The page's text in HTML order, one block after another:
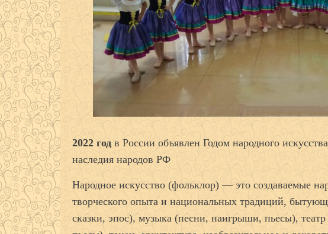
2022 год в России объявлен Годом народного
наследия народов РФ
Народное искусство (фольклор) — это создаваемые
творческого опыта и национальных традиций,
сказки, эпос), музыка (песни, наигрыши, пьесы), театр